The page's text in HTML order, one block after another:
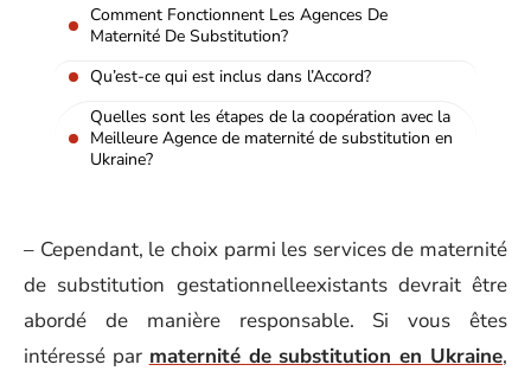
Comment Fonctionnent Les Agences De
Maternité De Substitution?
Qu’est-ce qui est inclus dans l’Accord?
Quelles sont les étapes de la coopération avec la
Meilleure Agence de maternité de substitution en
Ukraine?
– Cependant, le choix parmi les services de maternité
de substitution gestationnelleexistants devrait être
abordé de manière responsable. Si vous êtes
intéressé par maternité de substitution en Ukraine,